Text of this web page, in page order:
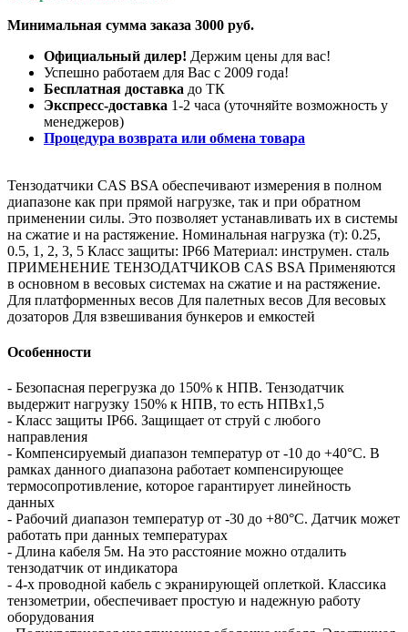
Минимальная сумма заказа 3000 руб.
Официальный дилер! Держим цены для вас!
Успешно работаем для Вас с 2009 года!
Бесплатная доставка до ТК
Экспресс-доставка 1-2 часа (уточняйте возможность у
менеджеров)
Процедура возврата или обмена товара
Тензодатчики CAS BSA обеспечивают измерения в полном
диапазоне как при прямой нагрузке, так и при обратном
применении силы. Это позволяет устанавливать их в системы
на сжатие и на растяжение. Номинальная нагрузка (т): 0.25,
0.5, 1, 2, 3, 5 Класс защиты: IP66 Материал: инструмен. сталь
ПРИМЕНЕНИЕ ТЕНЗОДАТЧИКОВ CAS BSA Применяются
в основном в весовых системах на сжатие и на растяжение.
Для платформенных весов Для палетных весов Для весовых
дозаторов Для взвешивания бункеров и емкостей
Особенности
- Безопасная перегрузка до 150% к НПВ. Тензодатчик
выдержит нагрузку 150% к НПВ, то есть НПВх1,5
- Класс защиты IP66. Защищает от струй с любого
направления
- Компенсируемый диапазон температур от -10 до +40°C. В
рамках данного диапазона работает компенсирующее
термосопротивление, которое гарантирует линейность
данных
- Рабочий диапазон температур от -30 до +80°C. Датчик может
работать при данных температурах
- Длина кабеля 5м. На это расстояние можно отдалить
тензодатчик от индикатора
- 4-х проводной кабель с экранирующей оплеткой. Классика
тензометрии, обеспечивает простую и надежную работу
оборудования